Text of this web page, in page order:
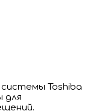
Toshiba
для